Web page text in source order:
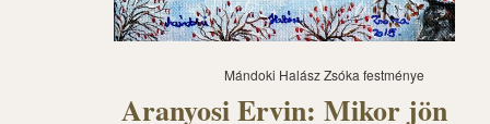
Mándoki Halász Zsóka festménye
Aranyosi Ervin: Mikor jön